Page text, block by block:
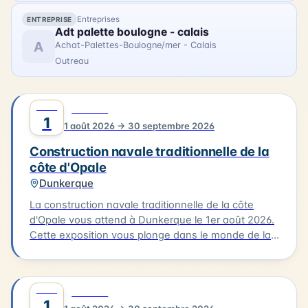
Canche il y a plus d'un siècle.
ENTREPRISE Entreprises
A
Adt palette boulogne - calais
Achat-Palettes-Boulogne/mer - Calais
Outreau
1 1 août 2026 → 30 septembre 2026
Construction navale traditionnelle de la
côte d'Opale
Dunkerque
La construction navale traditionnelle de la côte
d'Opale vous attend à Dunkerque le 1er août 2026.
Cette exposition vous plonge dans le monde de la
Vous découvrirez les différentes étapes de la
construction d'un bateau, de la conception à la